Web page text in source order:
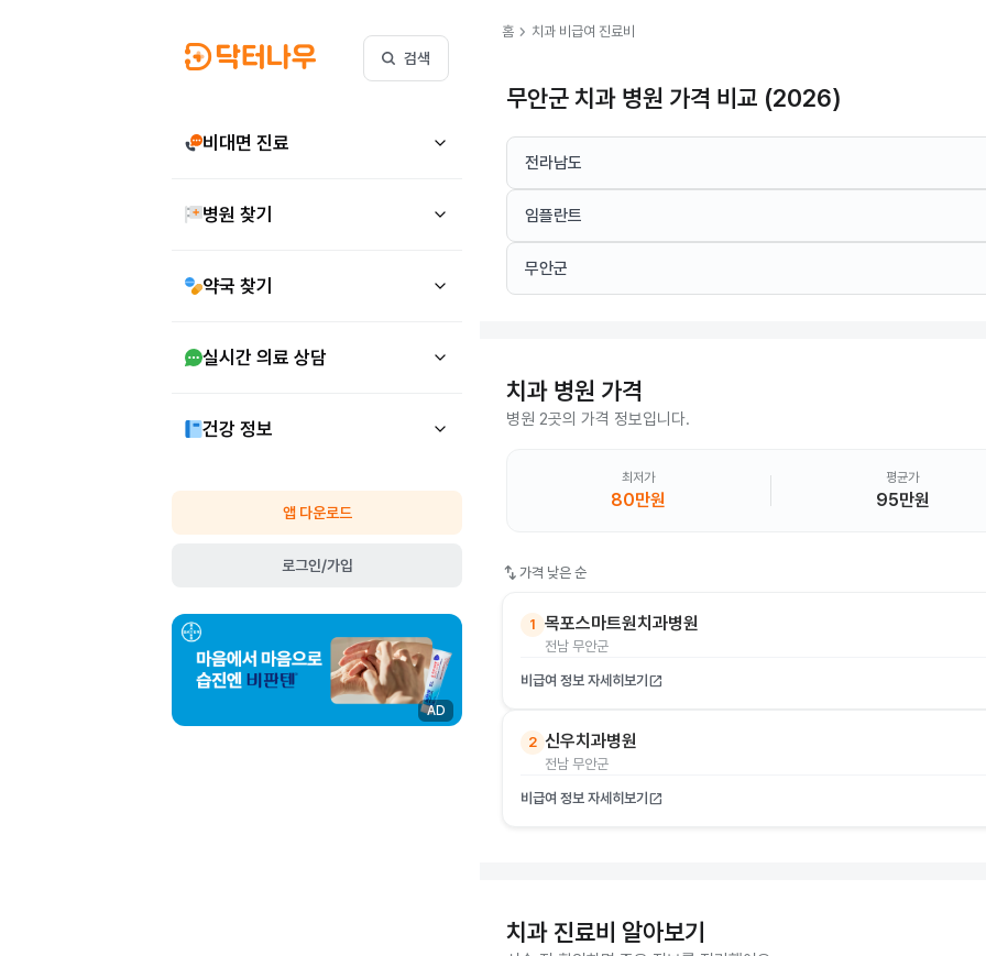
검색
비대면 진료
병원 찾기
약국 찾기
실시간 의료 상담
건강 정보
앱 다운로드
로그인/가입
AD
홈 chevron_right 치과 비급여 진료비
무안군 치과 병원 가격 비교 (2026)
전라남도
임플란트
무안군
치과 병원 가격
병원 2곳의 가격 정보입니다.
최저가
80만원
평균가
95만원
swap_vert 가격 낮은 순
1 목포스마트원치과병원
전남 무안군
비급여 정보 자세히보기 open_in_new
2 신우치과병원
전남 무안군
비급여 정보 자세히보기 open_in_new
치과 진료비 알아보기